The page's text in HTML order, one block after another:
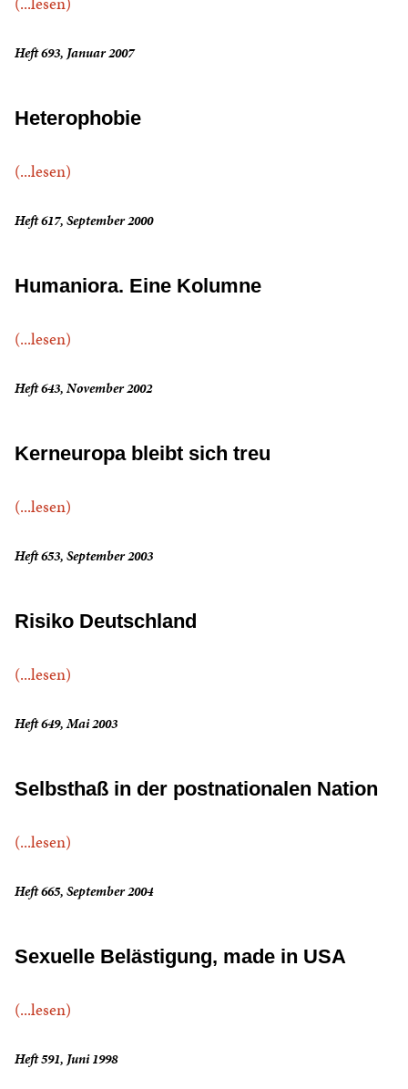
Heft 693, Januar 2007
Heterophobie
(...lesen)
Heft 617, September 2000
Humaniora. Eine Kolumne
(...lesen)
Heft 643, November 2002
Kerneuropa bleibt sich treu
(...lesen)
Heft 653, September 2003
Risiko Deutschland
(...lesen)
Heft 649, Mai 2003
Selbsthaß in der postnationalen Nation
(...lesen)
Heft 665, September 2004
Sexuelle Belästigung, made in USA
(...lesen)
Heft 591, Juni 1998